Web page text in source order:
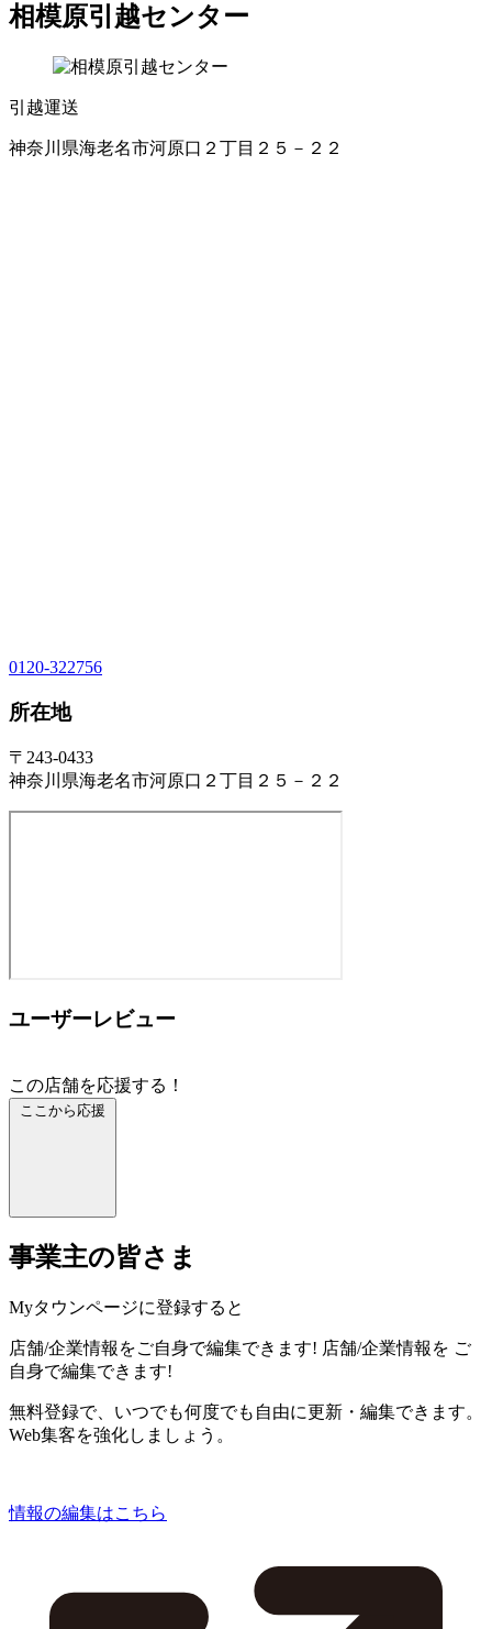
相模原引越センター
引越運送
神奈川県海老名市河原口２丁目２５－２２
0120-322756
所在地
〒243-0433
神奈川県海老名市河原口２丁目２５－２２
ユーザーレビュー
この店舗を応援する！
ここから応援
事業主の皆さま
Myタウンページに登録すると
店舗/企業情報をご自身で編集できます! 店舗/企業情報を ご
自身で編集できます!
無料登録で、いつでも何度でも自由に更新・編集できます。
Web集客を強化しましょう。
情報の編集はこちら